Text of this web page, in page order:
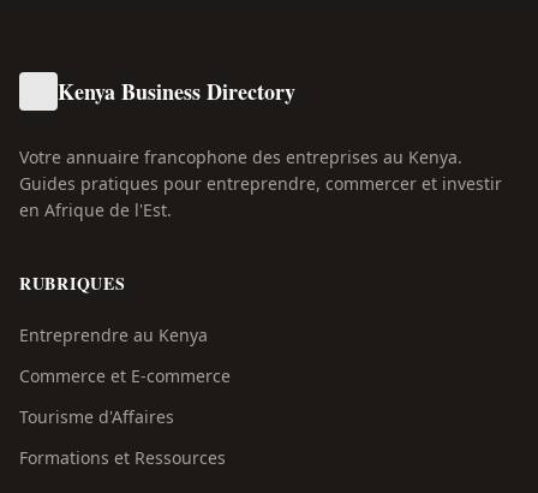
Kenya Business Directory
Votre annuaire francophone des entreprises au Kenya.
Guides pratiques pour entreprendre, commercer et investir
en Afrique de l'Est.
RUBRIQUES
Entreprendre au Kenya
Commerce et E-commerce
Tourisme d'Affaires
Formations et Ressources